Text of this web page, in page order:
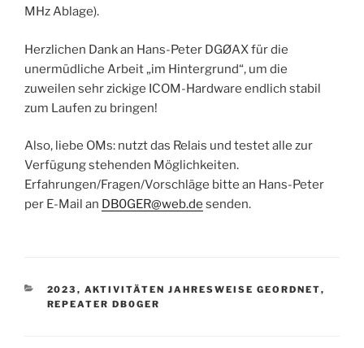
MHz Ablage).
Herzlichen Dank an Hans-Peter DGØAX für die
unermüdliche Arbeit „im Hintergrund“, um die
zuweilen sehr zickige ICOM-Hardware endlich stabil
zum Laufen zu bringen!
Also, liebe OMs: nutzt das Relais und testet alle zur
Verfügung stehenden Möglichkeiten.
Erfahrungen/Fragen/Vorschläge bitte an Hans-Peter
per E-Mail an DB0GER@web.de senden.
KATEGORIEN
2023 , AKTIVITÄTEN JAHRESWEISE GEORDNET,
REPEATER DB0GER